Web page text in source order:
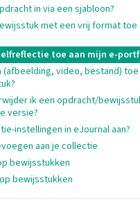
in via een sjabloon?
met een vrij format toe
toe aan mijn e-
(afbeelding, video, bestand) toe
ik een opdracht/
versie?
instellingen in eJournal aan?
aan je collectie
bewijsstukken
bewijsstukken